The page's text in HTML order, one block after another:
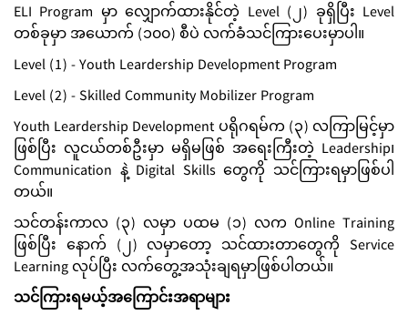
ELI Program မှာ လျှောက်ထားနိုင်တဲ့ Level (၂) ခုရှိပြီး Level
တစ်ခုမှာ အယောက် (၁၀၀) စီပဲ လက်ခံသင်ကြားပေးမှာပါ။
Level (1) - Youth Leardership Development Program
Level (2) - Skilled Community Mobilizer Program
Youth Leardership Development ပရိုဂရမ်က (၃) လကြာမြင့်မှာ
ဖြစ်ပြီး လူငယ်တစ်ဦးမှာ မရှိမဖြစ် အရေးကြီးတဲ့ Leadership၊
Communication နဲ့ Digital Skills တွေကို သင်ကြားရမှာဖြစ်ပါ
တယ်။
သင်တန်းကာလ (၃) လမှာ ပထမ (၁) လက Online Training
ဖြစ်ပြီး နောက် (၂) လမှာတော့ သင်ထားတာတွေကို Service
Learning လုပ်ပြီး လက်တွေ့အသုံးချရမှာဖြစ်ပါတယ်။
သင်ကြားရမယ့်အကြောင်းအရာများ